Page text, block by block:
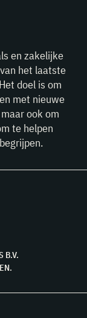
en zakelijke
het laatste
doel is om
met nieuwe
ook om
te helpen
B.V.